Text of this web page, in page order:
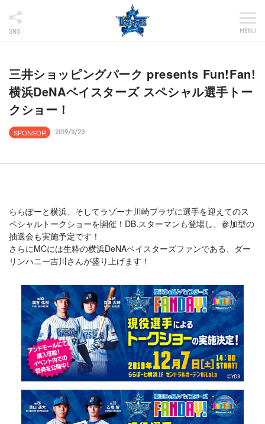
SNS MENU
三井ショッピングパーク presents Fun!Fan!
横浜DeNAベイスターズ スペシャル選手トー
クショー！
SPONSOR 2019/11/23
ららぽーと横浜、そしてラゾーナ川崎プラザに選手を迎えてのス
ペシャルトークショーを開催！DB.スターマンも登場し、参加型の
抽選会も実施予定です！
さらにMCには生粋の横浜DeNAベイスターズファンである、ダー
リンハニー吉川さんが盛り上げます！